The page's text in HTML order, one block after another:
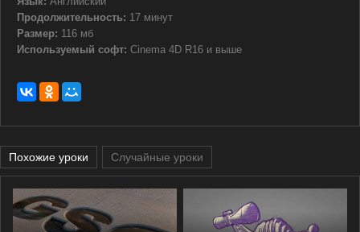
Продолжительность: 17 минут
Размер: 116 мб
Используемый софт: Cinema 4D R16 и выше
Похожие уроки Случайные уроки